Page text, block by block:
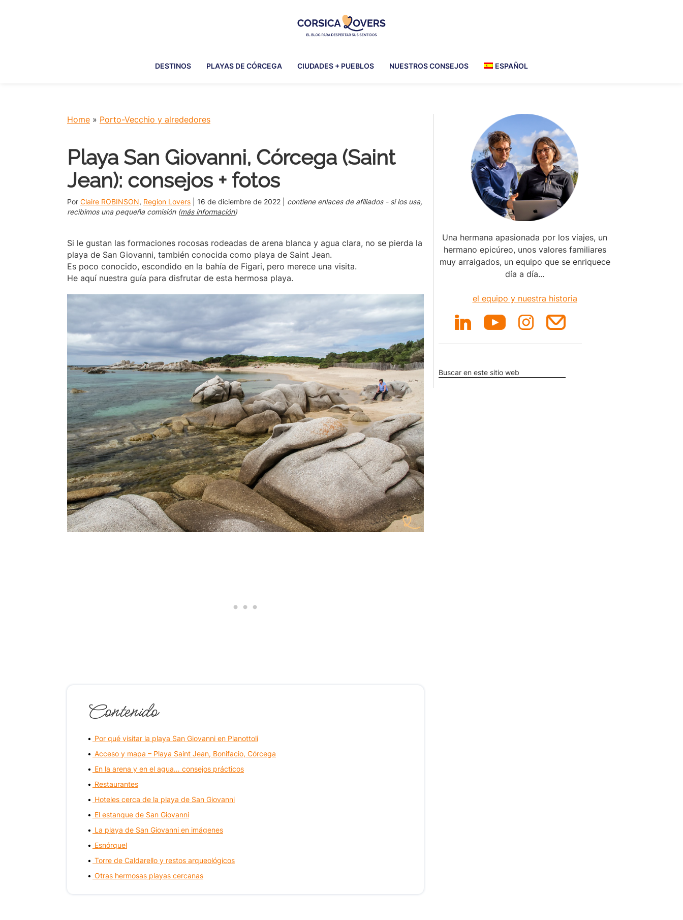
despertar
sus
de
Claire
DESTINOS PLAYAS DE CÓRCEGA CIUDADES + PUEBLOS NUESTROS CONSEJOS ESPAÑOL
Home » Porto-Vecchio y alrededores
Playa San Giovanni, Córcega (Saint
Jean): consejos + fotos
Por Claire ROBINSON, Region Lovers 16 de diciembre de 2022
contiene enlaces de afiliados - si los usa,
recibimos una pequeña comisión (más información)
Si le gustan las formaciones rocosas rodeadas de arena blanca y agua clara, no se pierda la
playa de San Giovanni, también conocida como playa de Saint Jean.
Es poco conocido, escondido en la bahía de Figari, pero merece una visita.
He aquí nuestra guía para disfrutar de esta hermosa playa.
Contenido
Por qué visitar la playa San Giovanni en Pianottoli
Acceso y mapa – Playa Saint Jean, Bonifacio, Córcega
En la arena y en el agua… consejos prácticos
Restaurantes
Hoteles cerca de la playa de San Giovanni
El estanque de San Giovanni
La playa de San Giovanni en imágenes
Esnórquel
Torre de Caldarello y restos arqueológicos
Otras hermosas playas cercanas
Primary
Sidebar
Una hermana apasionada por los viajes, un
hermano epicúreo, unos valores familiares
muy arraigados, un equipo que se enriquece
día a día...
el equipo y nuestra historia
Buscar